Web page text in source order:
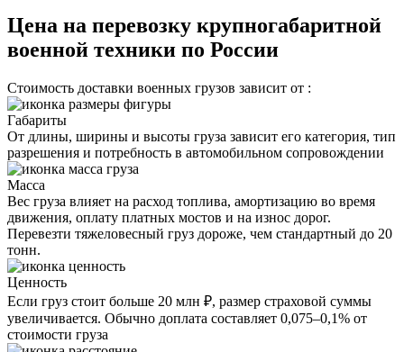
Цена на перевозку крупногабаритной
военной техники по России
Стоимость доставки военных грузов зависит от :
Габариты
От длины, ширины и высоты груза зависит его категория, тип
разрешения и потребность в автомобильном сопровождении
Масса
Вес груза влияет на расход топлива, амортизацию во время
движения, оплату платных мостов и на износ дорог.
Перевезти тяжеловесный груз дороже, чем стандартный до 20
тонн.
Ценность
Если груз стоит больше 20 млн ₽, размер страховой суммы
увеличивается. Обычно доплата составляет 0,075–0,1% от
стоимости груза